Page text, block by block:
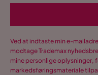
Ved at indtaste min e-
modtage Trademax
mine personlige oplysninger,
markedsføringsmateriale